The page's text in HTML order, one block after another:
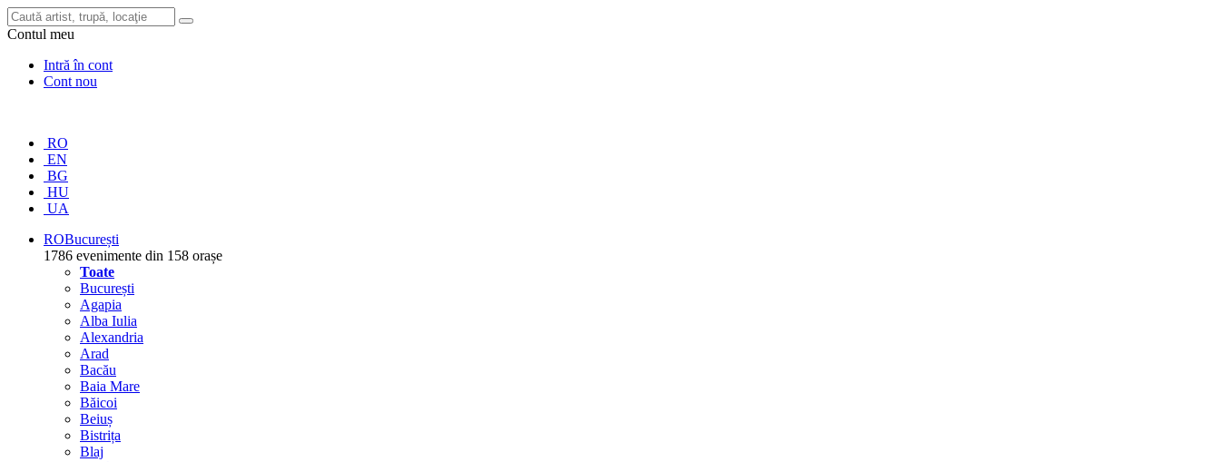
Contul meu
Intră în cont
Cont nou
RO
EN
BG
HU
UA
ROBucurești
1786 evenimente din 158 orașe
Toate
București
Agapia
Alba Iulia
Alexandria
Arad
Bacău
Baia Mare
Băicoi
Beiuș
Bistrița
Blaj